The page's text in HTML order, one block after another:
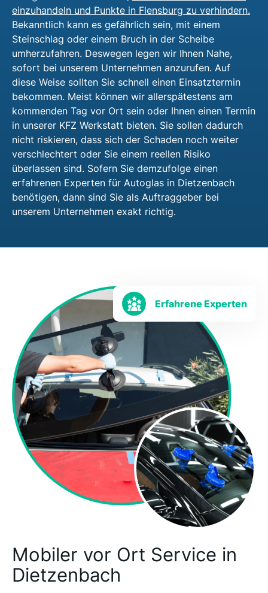
einzuhandeln und Punkte in Flensburg zu verhindern.
Bekanntlich kann es gefährlich sein, mit einem
Steinschlag oder einem Bruch in der Scheibe
umherzufahren. Deswegen legen wir Ihnen Nahe,
sofort bei unserem Unternehmen anzurufen. Auf
diese Weise sollten Sie schnell einen Einsatztermin
bekommen. Meist können wir allerspätestens am
kommenden Tag vor Ort sein oder Ihnen einen Termin
in unserer KFZ Werkstatt bieten. Sie sollen dadurch
nicht riskieren, dass sich der Schaden noch weiter
verschlechtert oder Sie einem reellen Risiko
überlassen sind. Sofern Sie demzufolge einen
erfahrenen Experten für Autoglas in Dietzenbach
benötigen, dann sind Sie als Auftraggeber bei
unserem Unternehmen exakt richtig.
Mobiler vor Ort Service in
Dietzenbach
Erfahrene Experten